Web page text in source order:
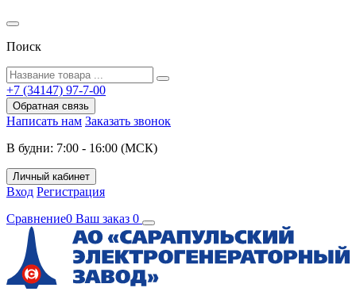
Поиск
+7 (34147) 97-7-00
Обратная связь
Написать нам Заказать звонок
В будни: 7:00 - 16:00 (МСК)
Личный кабинет
Вход Регистрация
Сравнение0 Ваш заказ 0